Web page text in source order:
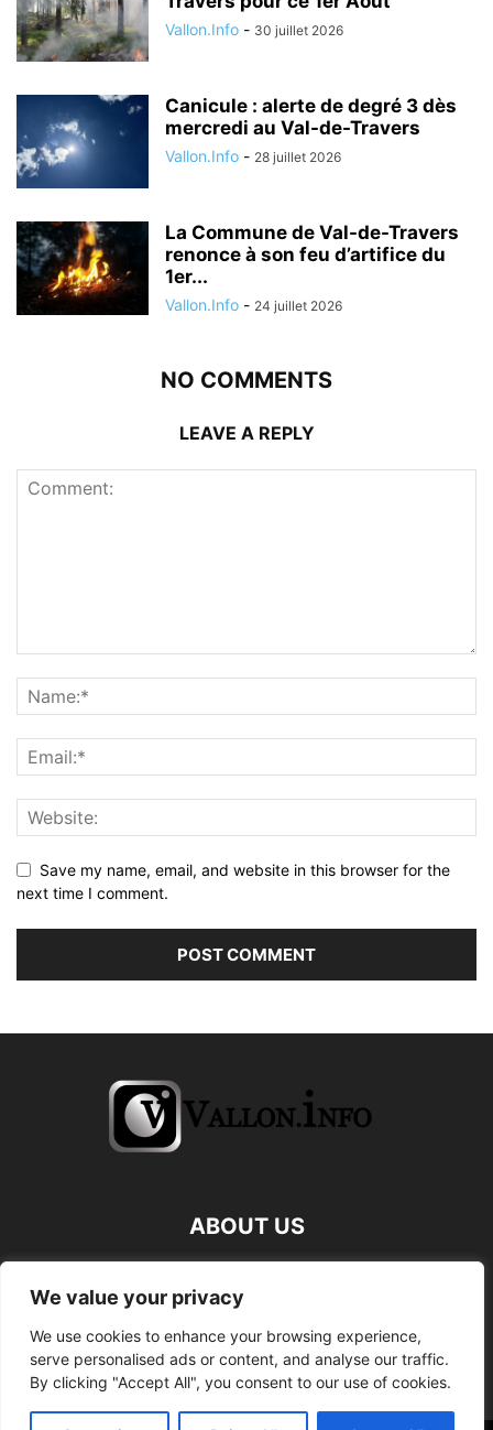
We value your privacy
We use cookies to enhance your browsing experience,
serve personalised ads or content, and analyse our traffic.
By clicking "Accept All", you consent to our use of cookies.
Vallon.Info - 30 juillet 2026
Canicule : alerte de degré 3 dès
mercredi au Val-de-Travers
Vallon.Info - 28 juillet 2026
La Commune de Val-de-Travers
renonce à son feu d’artifice du
1er...
Vallon.Info - 24 juillet 2026
NO COMMENTS
LEAVE A REPLY
Save my name, email, and website in this browser for the
next time I comment.
ABOUT US
FOLLOW US